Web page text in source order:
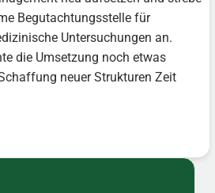
Begutachtungsstelle für
Untersuchungen an.
die Umsetzung noch etwas
neuer Strukturen Zeit